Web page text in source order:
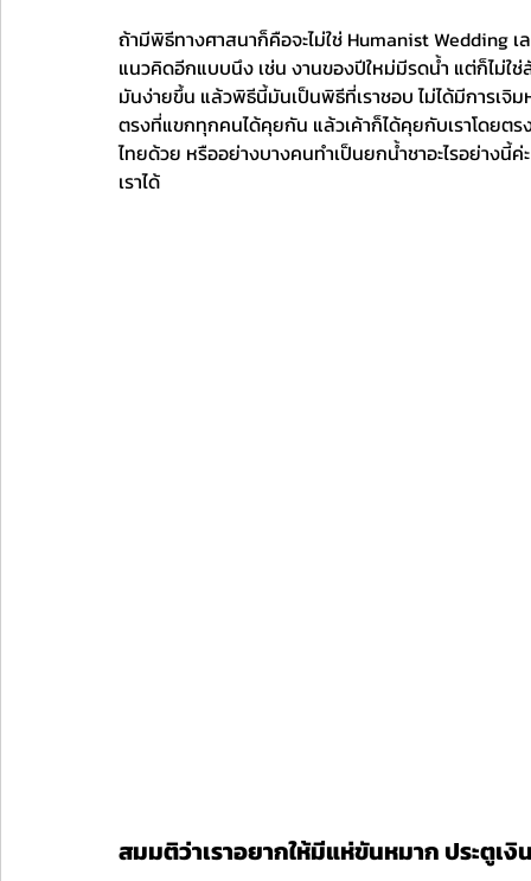
ถ้ามีพิธีทางศาสนาก็คือจะไม่ใช่ Humanist Wedding
แนวคิดอีกแบบนึง เช่น งานของปีใหม่มีรดน้ำ แต่ก็ไม่ใช่
มันง่ายขึ้น แล้วพิธีนี้มันเป็นพิธีที่เราชอบ ไม่ได้มีการเจิม
ตรงที่แขกทุกคนได้คุยกัน แล้วเค้าก็ได้คุยกับเราโดยต
ไทยด้วย หรืออย่างบางคนทำเป็นยกน้ำชาอะไรอย่าง
เราได้
สมมติว่าเราอยากให้มีแห่ขันหมาก ประตูเ